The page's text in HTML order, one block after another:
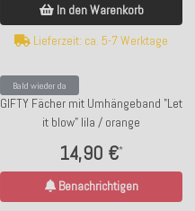
In den Warenkorb
Lieferzeit: ca. 5-7 Werktage
Bald wieder da
GIFTY Fächer mit Umhängeband "Let
it blow" lila / orange
14,90 €*
Benachrichtigen